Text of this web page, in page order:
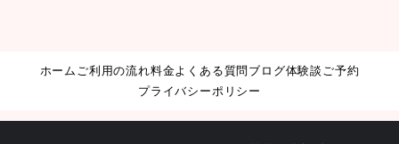
ホーム ご利用の流れ料金よくある質問 ブログ体験談 ご予約
プライバシーポリシー